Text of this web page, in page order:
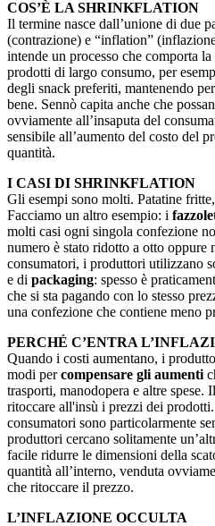
COS’È LA SHRINKFLATION
Il termine nasce dall’unione di due
(contrazione) e “inflation”
intende un processo che comporta
prodotti di largo consumo, per
degli snack preferiti, mantenendo
bene. Sennò capita anche che
ovviamente all’insaputa del
sensibile all’aumento del costo del
quantità.
I CASI DI SHRINKFLATION
Gli esempi sono molti. Patatine fritte,
Facciamo un altro esempio: i
molti casi ogni singola confezione
numero è stato ridotto a otto oppure
consumatori, i produttori utilizzano
e di packaging: spesso è
che si sta pagando con lo stesso
una confezione che contiene meno
PERCHÉ C’ENTRA
Quando i costi aumentano, i
modi percompensare gli aumenti
trasporti, manodopera e altre
ritoccare all'insù i prezzi dei
consumatori sono particolarmente
produttori cercano solitamente
facile ridurre le dimensioni della
quantità all’interno, venduta
che ritoccare il prezzo.
L’INFLAZIONE OCCULTA